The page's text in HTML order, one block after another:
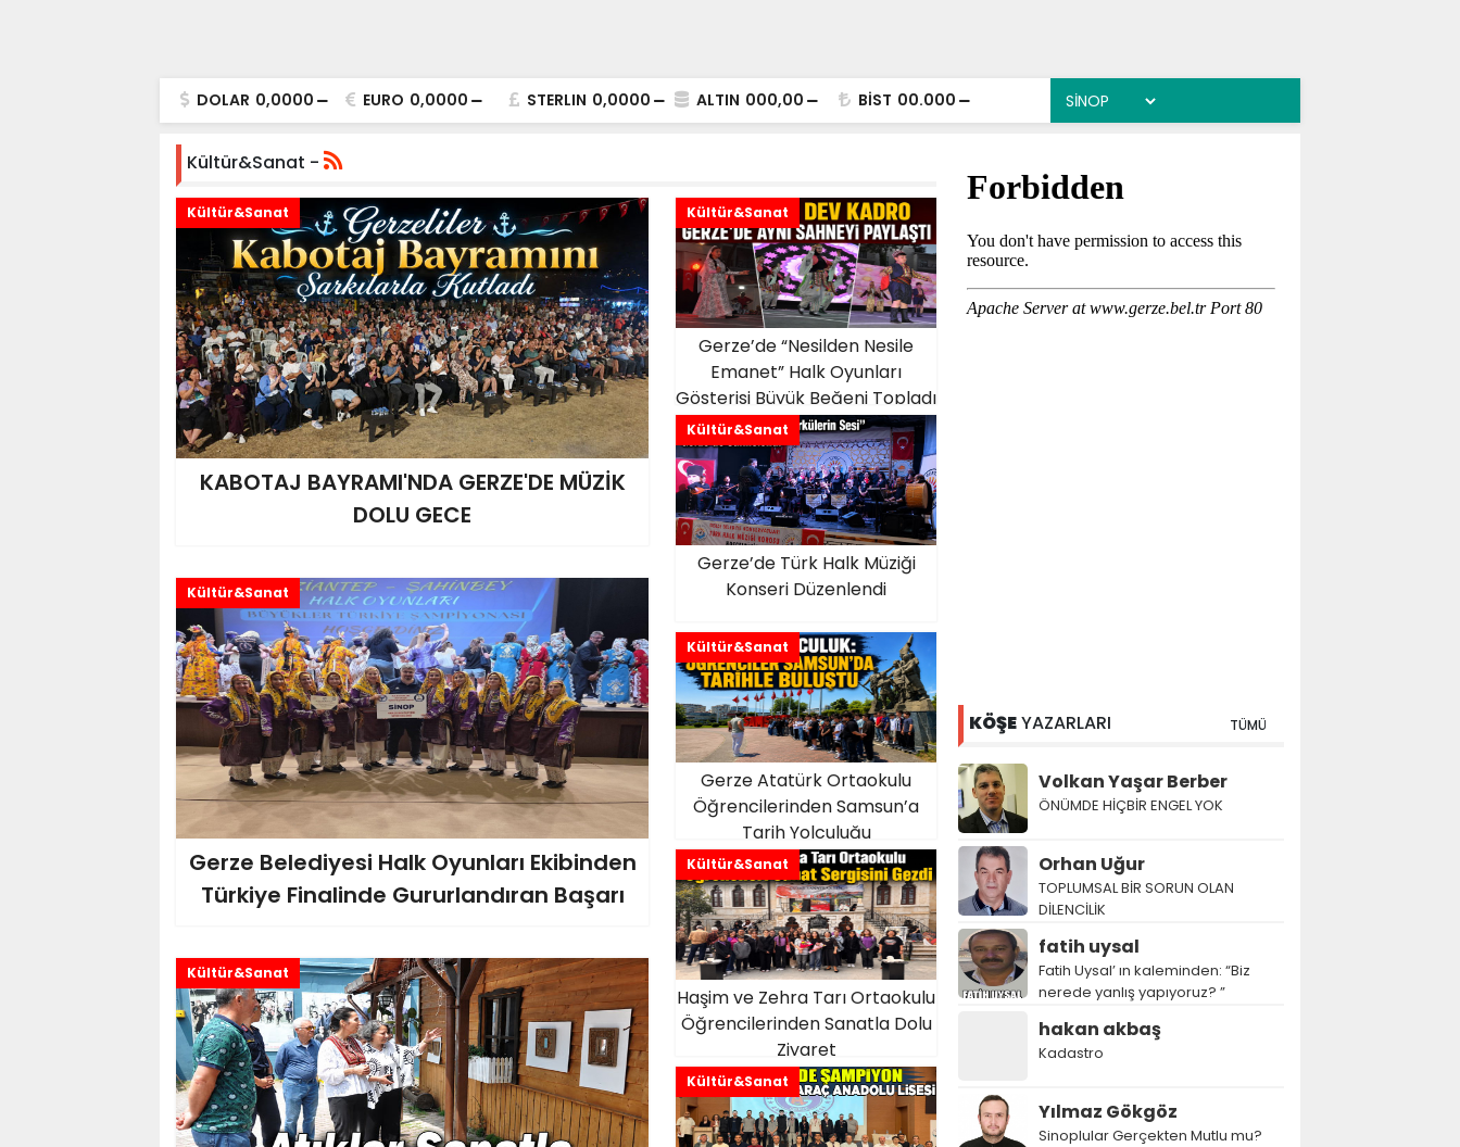
DOLAR 0,0000 EURO 0,0000 STERLIN 0,0000 ALTIN 000,00 BİST 00.000
Kültür&Sanat -
Kültür&Sanat
KABOTAJ BAYRAMI'NDA GERZE'DE MÜZİK
DOLU GECE
Kültür&Sanat
Gerze’de “Nesilden Nesile
Emanet” Halk Oyunları
Gösterisi Büyük Beğeni Topladı
Kültür&Sanat
Gerze’de Türk Halk Müziği
Konseri Düzenlendi
Kültür&Sanat
Gerze Belediyesi Halk Oyunları Ekibinden
Türkiye Finalinde Gururlandıran Başarı
Kültür&Sanat
Gerze Atatürk Ortaokulu
Öğrencilerinden Samsun’a
Tarih Yolculuğu
Kültür&Sanat
Haşim ve Zehra Tarı Ortaokulu
Öğrencilerinden Sanatla Dolu
Ziyaret
Kültür&Sanat
Kültür&Sanat
KÖŞEYAZARLARI TÜMÜ
Volkan Yaşar Berber
ÖNÜMDE HİÇBİR ENGEL YOK
Orhan Uğur
TOPLUMSAL BİR SORUN OLAN
DİLENCİLİK
fatih uysal
Fatih Uysal’ ın kaleminden: “Biz
nerede yanlış yapıyoruz? ”
hakan akbaş
Kadastro
Yılmaz Gökgöz
Sinoplular Gerçekten Mutlu mu?